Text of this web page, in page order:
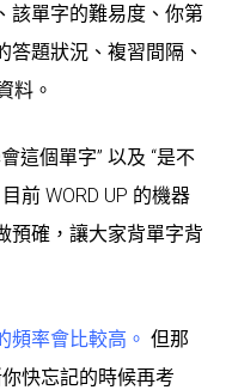
該單字的難易度、你第
答題狀況、複習間隔、
料。
這個單字” 以及 “是不
前 WORD UP 的機器
預確，讓大家背單字背
頻率會比較高。 但那
快忘記的時候再考